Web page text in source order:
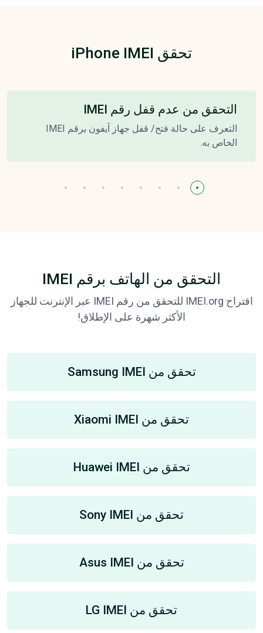
تحقق iPhone IMEI
التحقق من عدم قفل رقم IMEI
التعرف على حالة فتح/ قفل جهاز آيفون برقم IMEI
الخاص به.
التحقق من الهاتف برقم IMEI
اقتراح IMEI.org للتحقق من رقم IMEI عبر الإنترنت للجهاز
الأكثر شهرة على الإطلاق!
تحقق من Samsung IMEI
تحقق من Xiaomi IMEI
تحقق من Huawei IMEI
تحقق من Sony IMEI
تحقق من Asus IMEI
تحقق من LG IMEI